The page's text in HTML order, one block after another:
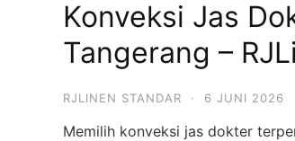
Konveksi Jas
Tangerang –
RJLINEN STANDAR · 6 JUNI 2026
Memilih konveksi jas dokter